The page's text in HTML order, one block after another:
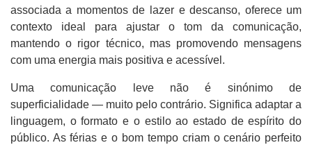
associada a momentos de lazer e descanso, oferece um
contexto ideal para ajustar o tom da comunicação,
mantendo o rigor técnico, mas promovendo mensagens
com uma energia mais positiva e acessível.
Uma comunicação leve não é sinónimo de
superficialidade — muito pelo contrário. Significa adaptar a
linguagem, o formato e o estilo ao estado de espírito do
público. As férias e o bom tempo criam o cenário perfeito